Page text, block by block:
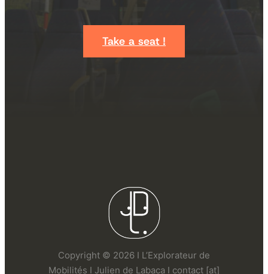
Take a seat !
Copyright © 2026 I L’Explorateur de
Mobilités I Julien de Labaca I contact [at]